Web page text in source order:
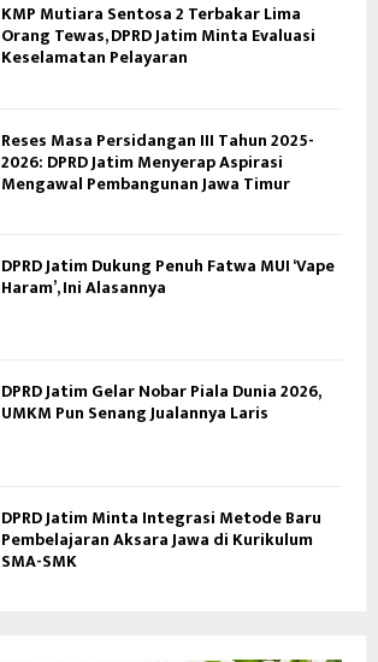
KMP Mutiara Sentosa 2 Terbakar Lima
Orang Tewas, DPRD Jatim Minta Evaluasi
Keselamatan Pelayaran
Reses Masa Persidangan III Tahun 2025-
2026: DPRD Jatim Menyerap Aspirasi
Mengawal Pembangunan Jawa Timur
DPRD Jatim Dukung Penuh Fatwa MUI ‘Vape
Haram’, Ini Alasannya
DPRD Jatim Gelar Nobar Piala Dunia 2026,
UMKM Pun Senang Jualannya Laris
DPRD Jatim Minta Integrasi Metode Baru
Pembelajaran Aksara Jawa di Kurikulum
SMA-SMK